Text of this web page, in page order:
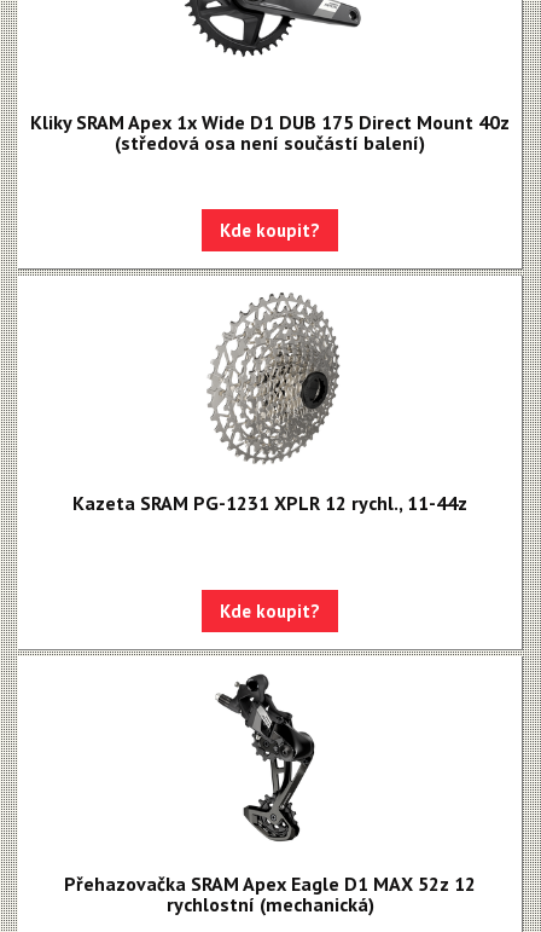
Kliky, převodníky
Odvzdušňovací sady
Kliky SRAM Apex 1x Wide D1 DUB 175 Direct Mount 40z
(středová osa není součástí balení)
Kde koupit?
Kazeta SRAM PG-1231 XPLR 12 rychl., 11-44z
Kde koupit?
Přehazovačka SRAM Apex Eagle D1 MAX 52z 12
rychlostní (mechanická)